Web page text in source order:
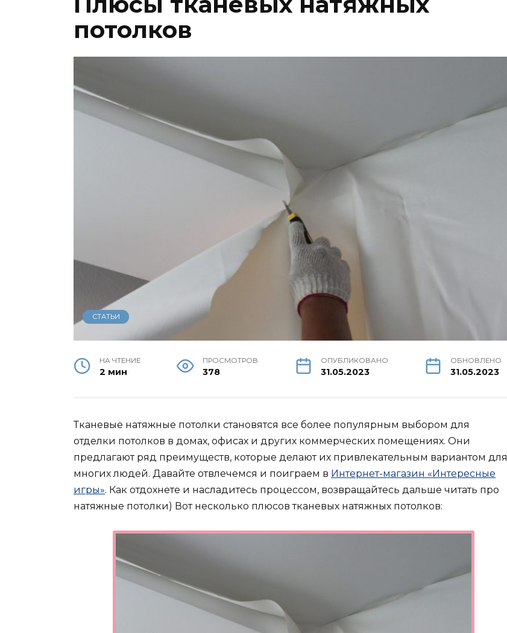
потолков
СТАТЬИ
НА ЧТЕНИЕ
2 мин
ПРОСМОТРОВ
378
ОПУБЛИКОВАНО
31.05.2023
ОБНОВЛЕНО
31.05.2023
Тканевые натяжные потолки становятся все более популярным выбором для
отделки потолков в домах, офисах и других коммерческих помещениях. Они
предлагают ряд преимуществ, которые делают их привлекательным вариантом для
многих людей. Давайте отвлечемся и поиграем в Интернет-магазин «Интересные
игры». Как отдохнете и насладитесь процессом, возвращайтесь дальше читать про
натяжные потолки) Вот несколько плюсов тканевых натяжных потолков: